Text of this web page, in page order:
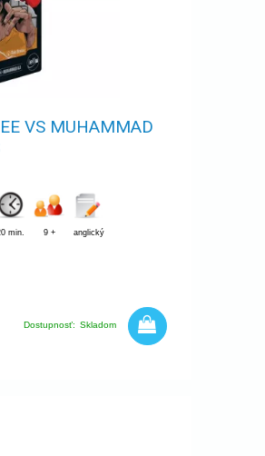
VS MUHAMMAD
min. 9 + anglický
Dostupnosť: Skladom